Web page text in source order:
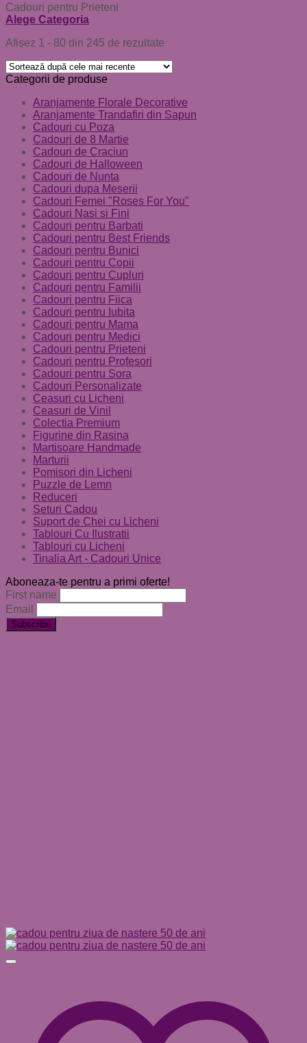
Cadouri pentru Prieteni
Alege Categoria
Afișez 1 - 80 din 245 de rezultate
Categorii de produse
Aranjamente Florale Decorative
Aranjamente Trandafiri din Sapun
Cadouri cu Poza
Cadouri de 8 Martie
Cadouri de Craciun
Cadouri de Halloween
Cadouri de Nunta
Cadouri dupa Meserii
Cadouri Femei "Roses For You"
Cadouri Nasi si Fini
Cadouri pentru Barbati
Cadouri pentru Best Friends
Cadouri pentru Bunici
Cadouri pentru Copii
Cadouri pentru Cupluri
Cadouri pentru Familii
Cadouri pentru Fiica
Cadouri pentru Iubita
Cadouri pentru Mama
Cadouri pentru Medici
Cadouri pentru Prieteni
Cadouri pentru Profesori
Cadouri pentru Sora
Cadouri Personalizate
Ceasuri cu Licheni
Ceasuri de Vinil
Colectia Premium
Figurine din Rasina
Martisoare Handmade
Marturii
Pomisori din Licheni
Puzzle de Lemn
Reduceri
Seturi Cadou
Suport de Chei cu Licheni
Tablouri Cu Ilustratii
Tablouri cu Licheni
Tinalia Art - Cadouri Unice
Aboneaza-te pentru a primi oferte!
First name
Email